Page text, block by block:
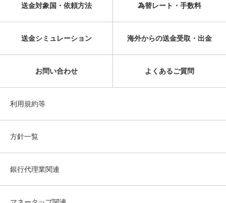
送金対象国・依頼方法 為替レート・手数料
送金シミュレーション 海外からの送金受取・出金
お問い合わせ よくあるご質問
利用規約等
方針一覧
銀行代理業関連